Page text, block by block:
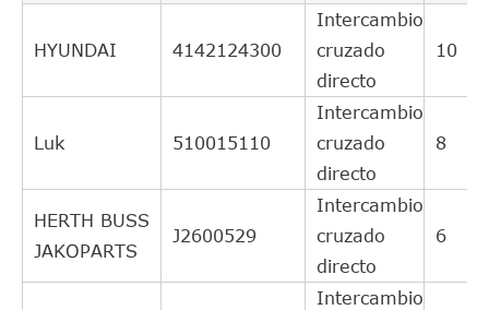
HYUNDAI 4142124300
Intercambio
cruzado
directo
10
Luk 510015110
Intercambio
cruzado
directo
8
HERTH BUSS
JAKOPARTS
J2600529
Intercambio
cruzado
directo
6
Intercambio